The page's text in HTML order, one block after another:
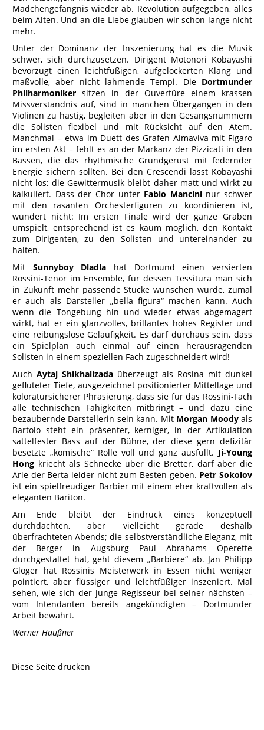
Mädchengefängnis wieder ab. Revolution aufgegeben, alles
beim Alten. Und an die Liebe glauben wir schon lange nicht
mehr.
Unter der Dominanz der Inszenierung hat es die Musik
schwer, sich durchzusetzen. Dirigent Motonori Kobayashi
bevorzugt einen leichtfüßigen, aufgelockerten Klang und
maßvolle, aber nicht lahmende Tempi. Die Dortmunder
Philharmoniker sitzen in der Ouvertüre einem krassen
Missverständnis auf, sind in manchen Übergängen in den
Violinen zu hastig, begleiten aber in den Gesangsnummern
die Solisten flexibel und mit Rücksicht auf den Atem.
Manchmal – etwa im Duett des Grafen Almaviva mit Figaro
im ersten Akt – fehlt es an der Markanz der Pizzicati in den
Bässen, die das rhythmische Grundgerüst mit federnder
Energie sichern sollten. Bei den Crescendi lässt Kobayashi
nicht los; die Gewittermusik bleibt daher matt und wirkt zu
kalkuliert. Dass der Chor unter Fabio Mancininur schwer
mit den rasanten Orchesterfiguren zu koordinieren ist,
wundert nicht: Im ersten Finale wird der ganze Graben
umspielt, entsprechend ist es kaum möglich, den Kontakt
zum Dirigenten, zu den Solisten und untereinander zu
halten.
Mit Sunnyboy Dladla hat Dortmund einen versierten
Rossini-Tenor im Ensemble, für dessen Tessitura man sich
in Zukunft mehr passende Stücke wünschen würde, zumal
er auch als Darsteller „bella figura“ machen kann. Auch
wenn die Tongebung hin und wieder etwas abgemagert
wirkt, hat er ein glanzvolles, brillantes hohes Register und
eine reibungslose Geläufigkeit. Es darf durchaus sein, dass
ein Spielplan auch einmal auf einen herausragenden
Solisten in einem speziellen Fach zugeschneidert wird!
Auch Aytaj Shikhalizada überzeugt als Rosina mit dunkel
gefluteter Tiefe, ausgezeichnet positionierter Mittellage und
koloratursicherer Phrasierung, dass sie für das Rossini-Fach
alle technischen Fähigkeiten mitbringt – und dazu eine
bezaubernde Darstellerin sein kann. Mit Morgan Moodyals
Bartolo steht ein präsenter, kerniger, in der Artikulation
sattelfester Bass auf der Bühne, der diese gern defizitär
besetzte „komische“ Rolle voll und ganz ausfüllt. Ji-Young
Hong kriecht als Schnecke über die Bretter, darf aber die
Arie der Berta leider nicht zum Besten geben. Petr Sokolov
ist ein spielfreudiger Barbier mit einem eher kraftvollen als
eleganten Bariton.
Am Ende bleibt der Eindruck eines konzeptuell
durchdachten, aber vielleicht gerade deshalb
überfrachteten Abends; die selbstverständliche Eleganz, mit
der Berger in Augsburg Paul Abrahams Operette
durchgestaltet hat, geht diesem „Barbiere“ ab. Jan Philipp
Gloger hat Rossinis Meisterwerk in Essen nicht weniger
pointiert, aber flüssiger und leichtfüßiger inszeniert. Mal
sehen, wie sich der junge Regisseur bei seiner nächsten –
vom Intendanten bereits angekündigten – Dortmunder
Arbeit bewährt.
Werner Häußner
Diese Seite drucken